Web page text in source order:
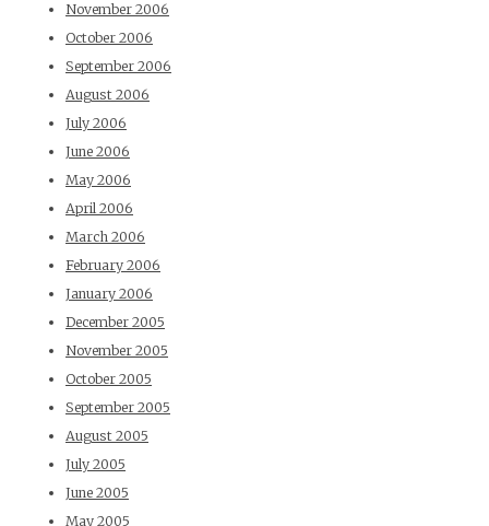
November 2006
October 2006
September 2006
August 2006
July 2006
June 2006
May 2006
April 2006
March 2006
February 2006
January 2006
December 2005
November 2005
October 2005
September 2005
August 2005
July 2005
June 2005
May 2005